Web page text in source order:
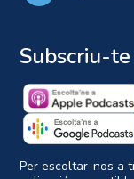
Subscriu-
Per escoltar-nos a